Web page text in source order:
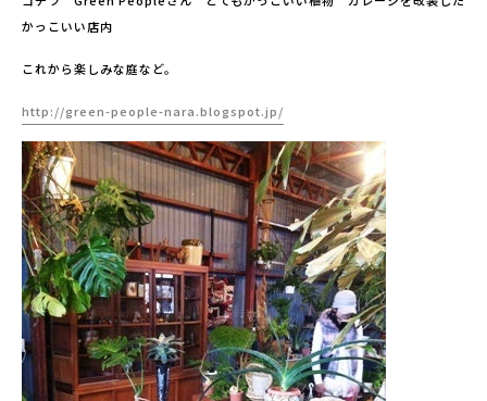
かっこいい店内
これから楽しみな庭など。
http://green-people-nara.blogspot.jp/